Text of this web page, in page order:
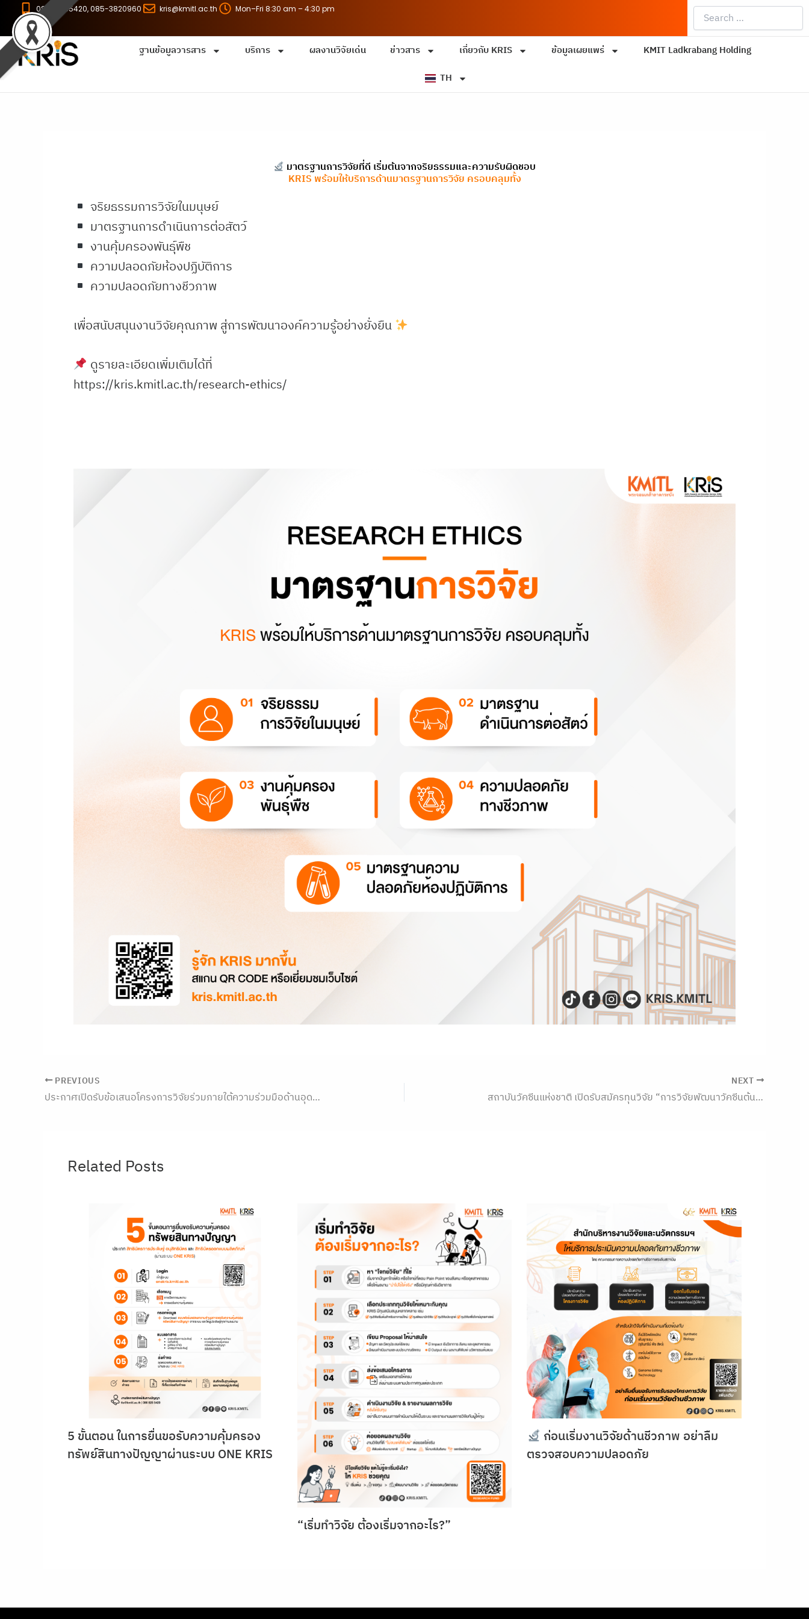
content
086-8255420, 085-3820960 kris@kmitl.ac.th Mon–Fri 8:30 am – 4:30 pm
Search
ฐานข้อมูลวารสาร บริการ ผลงานวิจัยเด่น ข่าวสาร เกี่ยวกับ KRIS ข้อมูลเผยแพร่
KMIT Ladkrabang Holding
TH
มาตรฐานการวิจัยที่ดี เริ่มต้นจากจริยธรรมและความรับผิดชอบ
KRIS พร้อมให้บริการด้านมาตรฐานการวิจัย ครอบคลุมทั้ง
จริยธรรมการวิจัยในมนุษย์
มาตรฐานการดำเนินการต่อสัตว์
งานคุ้มครองพันธุ์พืช
ความปลอดภัยห้องปฏิบัติการ
ความปลอดภัยทางชีวภาพ
เพื่อสนับสนุนงานวิจัยคุณภาพ สู่การพัฒนาองค์ความรู้อย่างยั่งยืน
ดูรายละเอียดเพิ่มเติมได้ที่
https://kris.kmitl.ac.th/research-ethics/
PREVIOUS
ประกาศเปิดรับข้อเสนอโครงการวิจัยร่วมภายใต้ความร่วมมือด้านอุดมศึกษาและการวิจัยระหว่างไทย – ฝรั่งเศส (Franco -Thai Mobility Programme/ PHC SIAM) ประจำปี พ.ศ. 2570 – 2571
NEXT
สถาบันวัคซีนแห่งชาติ เปิดรับสมัครทุนวิจัย “การวิจัยพัฒนาวัคซีนต้นแบบป้องกันโรคติดเชื้อ และการวิจัยทางคลินิก (TRL 1–7)”
Related Posts
5 ขั้นตอน ในการยื่นขอรับความคุ้มครอง
ทรัพย์สินทางปัญญาผ่านระบบ ONE KRIS
“เริ่มทำวิจัย ต้องเริ่มจากอะไร?”
ก่อนเริ่มงานวิจัยด้านชีวภาพ อย่าลืม
ตรวจสอบความปลอดภัย